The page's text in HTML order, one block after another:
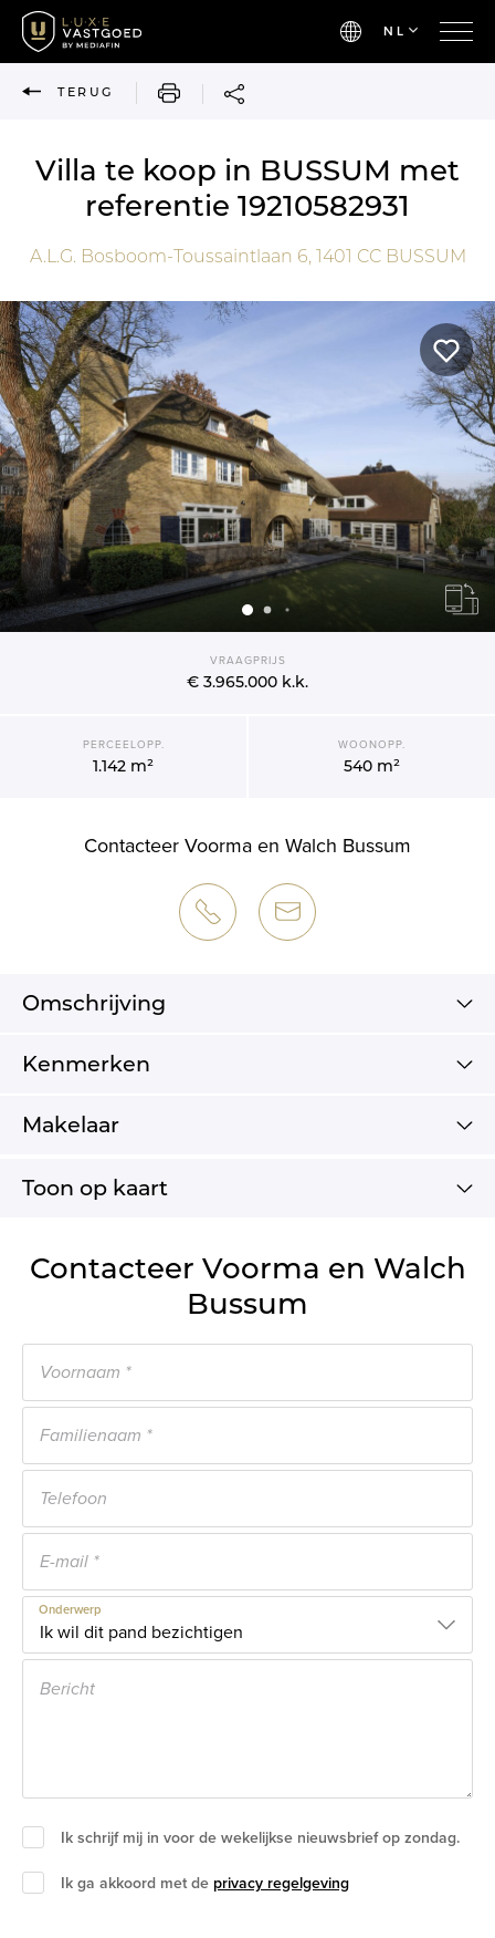
NL
TERUG AFDRUKKEN
Villa te koop in BUSSUM met
referentie 19210582931
A.L.G. Bosboom-Toussaintlaan 6, 1401 CCBUSSUM
VRAAGPRIJS
€ 3.965.000 k.k.
PERCEELOPP.
1.142 m²
WOONOPP.
540 m²
Contacteer Voorma en Walch Bussum
Omschrijving
Kenmerken
Makelaar
Toon op kaart
Contacteer Voorma en Walch
Bussum
Onderwerp
Ik schrijf mij in voor de wekelijkse nieuwsbrief op zondag.
Ik ga akkoord met de privacy regelgeving